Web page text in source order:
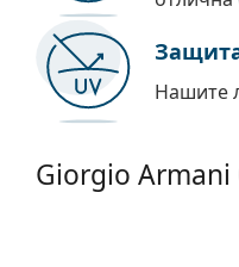
Нашите
Giorgio Armani